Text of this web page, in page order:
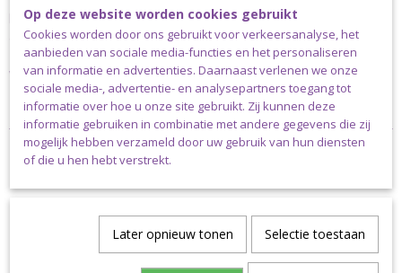
koord. Er zit 100 meter op een bol van ca. 300 gram en de
adviesdikte van een naald is 6 – 8 mm.
Verzending
Dit pakket kan uitsluitend verstuurd worden via pakket post.
Ook interessant
Op deze website worden cookies gebruikt
Cookies worden door ons gebruikt voor verkeersanalyse, het
aanbieden van sociale media-functies en het personaliseren
van informatie en advertenties. Daarnaast verlenen we onze
sociale media-, advertentie- en analysepartners toegang tot
informatie over hoe u onze site gebruikt. Zij kunnen deze
informatie gebruiken in combinatie met andere gegevens die zij
mogelijk hebben verzameld door uw gebruik van hun diensten
of die u hen hebt verstrekt.
Later opnieuw tonen Selectie toestaan